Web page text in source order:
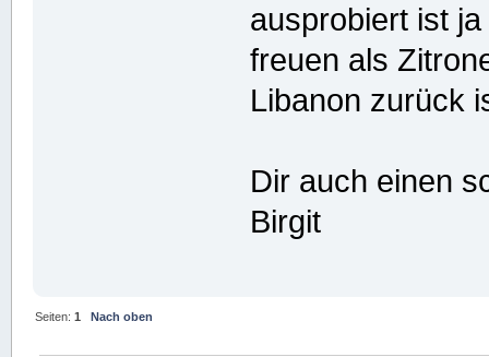
ausprobiert ist
freuen als
Libanon zurück
Dir auch einen
Birgit
Seiten:1 Nach oben